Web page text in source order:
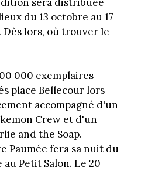
du 13 octobre au 17
Dès lors, où trouver le
000 exemplaires
place Bellecour lors
accompagné d'un
Crew et d'un
and the Soap.
Paumée fera sa nuit du
au Petit Salon. Le 20